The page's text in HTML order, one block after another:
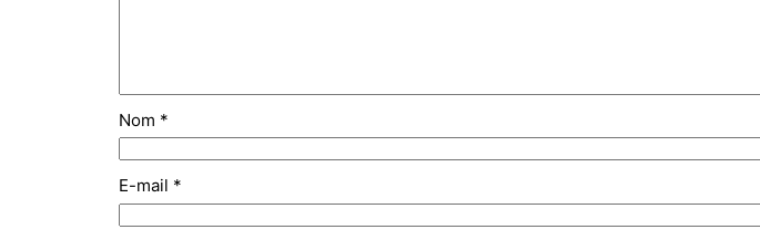
Nom *
E-mail *